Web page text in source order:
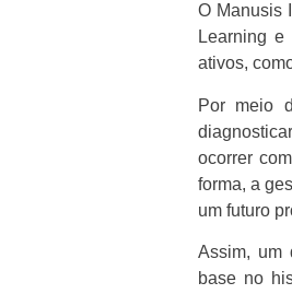
O Manusis
Learning
ativos,
Por meio
ocorrer
forma, a
um futuro
Assim, um
base no